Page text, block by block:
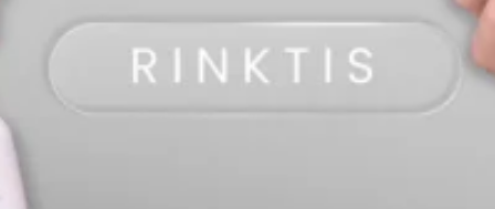
Rewards“